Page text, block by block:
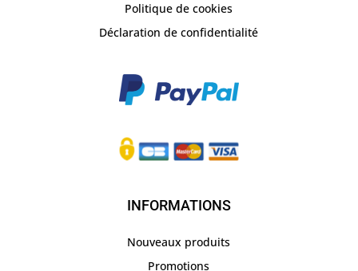
Politique de cookies
Déclaration de confidentialité
INFORMATIONS
Nouveaux produits
Promotions